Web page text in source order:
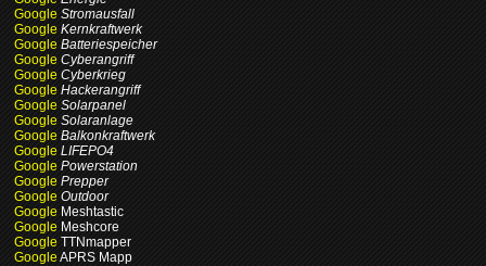
Google Stromausfall
Google Kernkraftwerk
Google Batteriespeicher
Google Cyberangriff
Google Cyberkrieg
Google Hackerangriff
Google Solarpanel
Google Solaranlage
Google Balkonkraftwerk
Google LIFEPO4
Google Powerstation
Google Prepper
Google Outdoor
Google Meshtastic
Google Meshcore
Google TTNmapper
Google APRS Mapp